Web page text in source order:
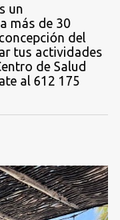
un
más de 30
del
tus actividades
de Salud
al 612 175